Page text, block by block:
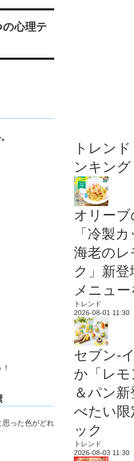
心理テ
った色がどれ
トレン
ンキング
オリーブ
「冷製
海老のレ
ク」新
メニュ
トレンド
2026-08-01 11:30
セブン‐
か「レモ
＆パン
べたい限
ック
トレンド
2026-08-03 11:30